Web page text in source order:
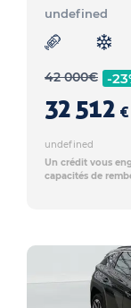
undefined
42 000€ -
32 512 €
undefined
Un crédit vous
capacités de